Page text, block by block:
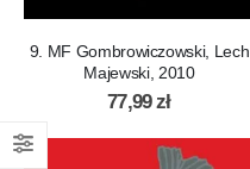
9. MF Gombrowiczowski, Lech
Majewski, 2010
77,99zł